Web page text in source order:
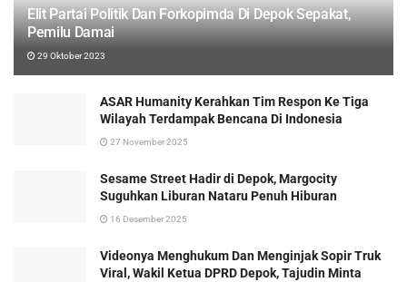
Elit Partai Politik Dan Forkopimda Di Depok Sepakat,
Pemilu Damai
29 Oktober 2023
ASAR Humanity Kerahkan Tim Respon Ke Tiga
Wilayah Terdampak Bencana Di Indonesia
27 November 2025
Sesame Street Hadir di Depok, Margocity
Suguhkan Liburan Nataru Penuh Hiburan
16 Desember 2025
Videonya Menghukum Dan Menginjak Sopir Truk
Viral, Wakil Ketua DPRD Depok, Tajudin Minta